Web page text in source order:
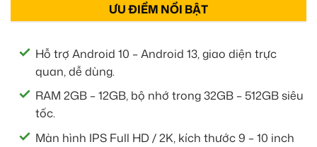
ƯU ĐIỂM NỔI BẬT
Hỗ trợ Android 10 – Android 13, giao diện trực
quan, dễ dùng.
RAM 2GB – 12GB, bộ nhớ trong 32GB – 512GB siêu
tốc.
Màn hình IPS Full HD / 2K, kích thước 9 – 10 inch